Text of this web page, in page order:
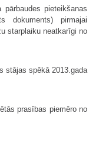
pieteikšanas
dokuments) pirmajai
starplaiku neatkarīgi no
stājas spēkā 2013.gada
prasības piemēro no